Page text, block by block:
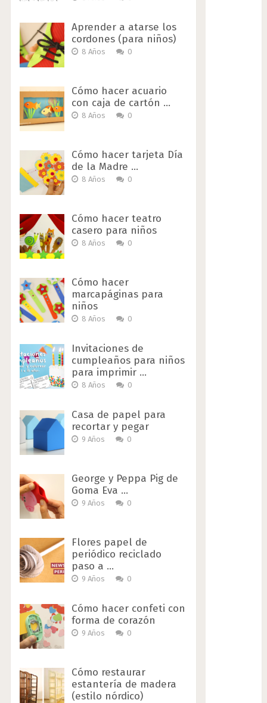
Aprender a atarse los
cordones (para niños)
8 Años 0
Cómo hacer acuario
con caja de cartón …
8 Años 0
Cómo hacer tarjeta Día
de la Madre …
8 Años 0
Cómo hacer teatro
casero para niños
8 Años 0
Cómo hacer
marcapáginas para
niños
8 Años 0
Invitaciones de
cumpleaños para niños
para imprimir …
8 Años 0
Casa de papel para
recortar y pegar
9 Años 0
George y Peppa Pig de
Goma Eva …
9 Años 0
Flores papel de
periódico reciclado
paso a …
9 Años 0
Cómo hacer confeti con
forma de corazón
9 Años 0
Cómo restaurar
estantería de madera
(estilo nórdico)